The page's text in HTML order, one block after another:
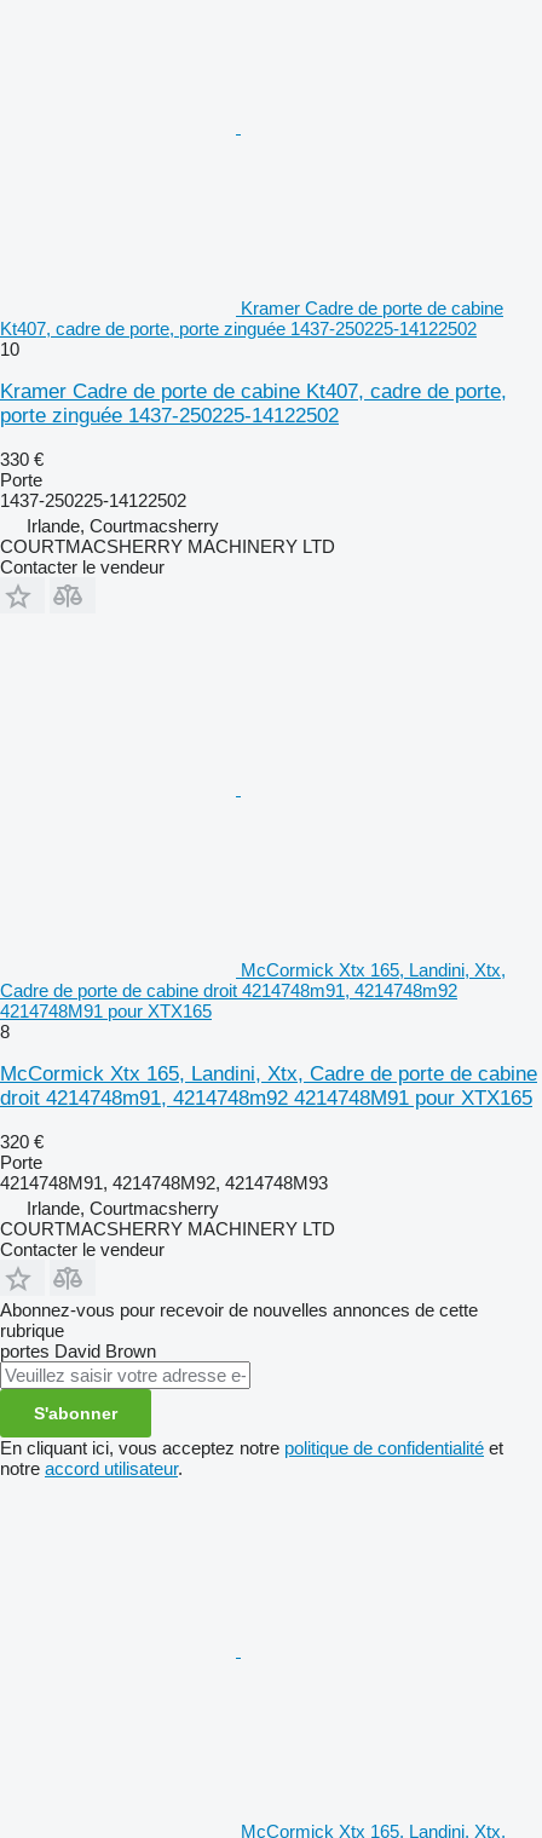
Kramer Cadre de porte de cabine
Kt407, cadre de porte, porte zinguée 1437-250225-14122502
10
Kramer Cadre de porte de cabine Kt407, cadre de porte,
porte zinguée 1437-250225-14122502
330 €
Porte
1437-250225-14122502
Irlande, Courtmacsherry
COURTMACSHERRY MACHINERY LTD
Contacter le vendeur
McCormick Xtx 165, Landini, Xtx,
Cadre de porte de cabine droit 4214748m91, 4214748m92
4214748M91 pour XTX165
8
McCormick Xtx 165, Landini, Xtx, Cadre de porte de cabine
droit 4214748m91, 4214748m92 4214748M91 pour XTX165
320 €
Porte
4214748M91, 4214748M92, 4214748M93
Irlande, Courtmacsherry
COURTMACSHERRY MACHINERY LTD
Contacter le vendeur
Abonnez-vous pour recevoir de nouvelles annonces de cette
rubrique
portes David Brown
S'abonner
En cliquant ici, vous acceptez notre politique de confidentialité et
notre accord utilisateur.
McCormick Xtx 165, Landini, Xtx,